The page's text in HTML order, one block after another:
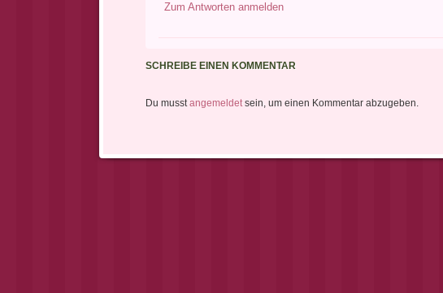
Zum Antworten anmelden
SCHREIBE EINEN KOMMENTAR
Du musstangemeldetsein, um einen Kommentar abzugeben.